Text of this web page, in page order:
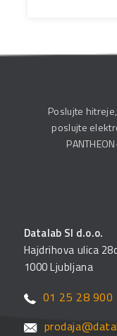
Poslujte
poslujte
Datalab SI d.o.o.
Hajdrihova ulica 28c
1000 Ljubljana
01 25 28 900